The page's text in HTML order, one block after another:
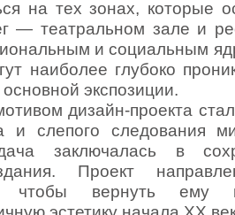
на тех зонах, которые
— театральном зале и
и социальным
наиболее глубоко
экспозиции.
дизайн-проекта
и слепого следования
заключалась в
Проект
чтобы вернуть